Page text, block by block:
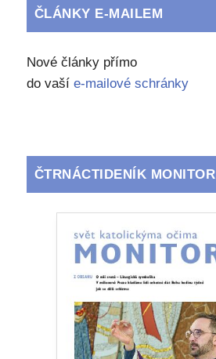
ČLÁNKY E-MAILEM
Nové články přímo
do vaší e-mailové schránky
ČTRNÁCTIDENÍK MONITOR